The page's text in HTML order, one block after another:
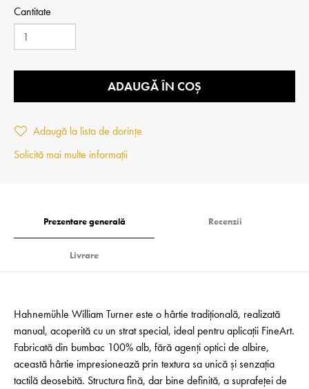
Cantitate
ADAUGĂ ÎN COȘ
Adaugă la lista de dorințe
Solicită mai multe informații
Prezentare generală Recenzii
Livrare
Hahnemühle William Turner este o hârtie tradițională, realizată
manual, acoperită cu un strat special, ideal pentru aplicații FineArt.
Fabricată din bumbac 100% alb, fără agenți optici de albire,
această hârtie impresionează prin textura sa unică și senzația
tactilă deosebită. Structura fină, dar bine definită, a suprafeței de